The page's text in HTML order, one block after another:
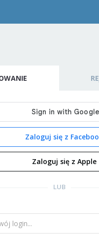
Zaloguj się z
Zaloguj się z Apple
LUB